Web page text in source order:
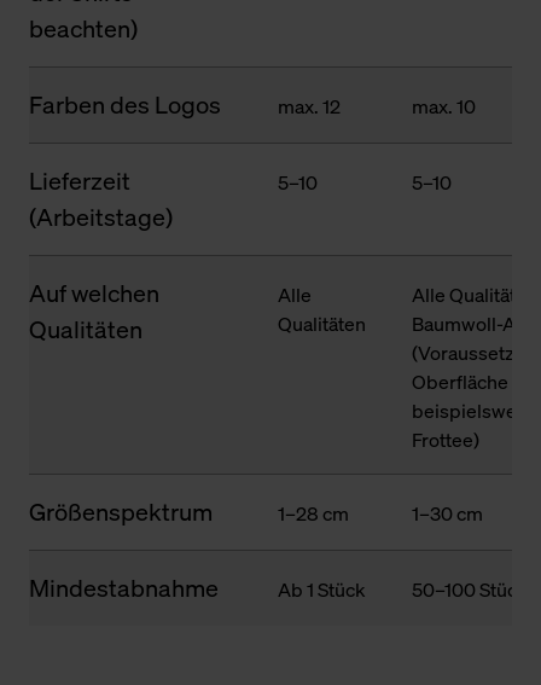
beachten)
Farben des Logos max. 12 max. 10
Lieferzeit
(Arbeitstage)
5–10 5–10
Auf welchen
Qualitäten
Alle
Qualitäten
Alle
Baumwoll-
Oberfläche
Frottee)
Größenspektrum 1–28 cm 1–30 cm
Mindestabnahme Ab 1 Stück 50–100 Stück